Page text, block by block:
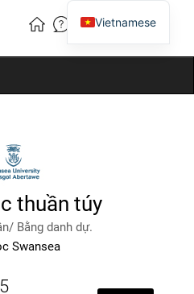
thuần túy
Bằng danh dự.
Swansea
Vietnamese